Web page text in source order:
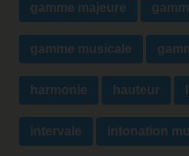
gamme majeure
gamme musicale
harmonie hauteur
intervale intonation